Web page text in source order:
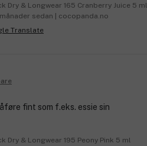
Dry & Longwear 165 Cranberry Juice 5 ml
sedan | cocopanda.no
fint som f.eks. essie sin
Dry & Longwear 195 Peony Pink 5 ml